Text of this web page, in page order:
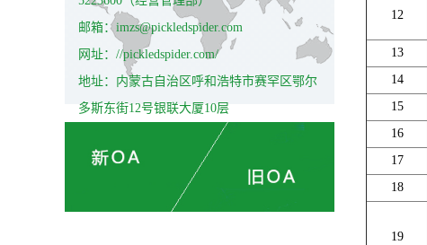
邮箱：imzs@pickledspider.com
网址：//pickledspider.com/
地址：内蒙古自治区呼和浩特市赛罕区鄂尔
多斯东街12号银联大厦10层
12
13
14
15
16
17
18
19